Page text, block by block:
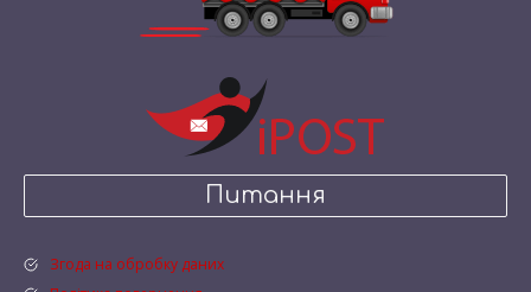
Питання
Згода на обробку даних